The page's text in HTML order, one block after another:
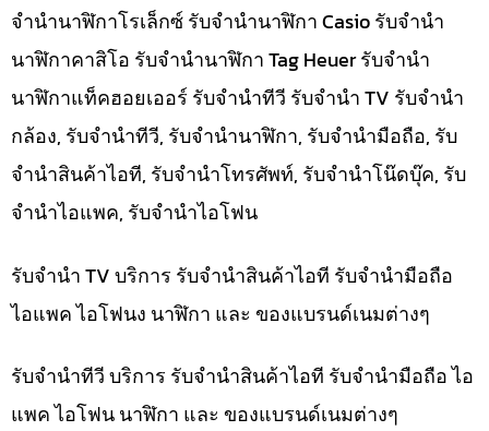
จำนำนาฬิกาโรเล็กซ์ รับจำนำนาฬิกา Casio รับจำนำ
นาฬิกาคาสิโอ รับจำนำนาฬิกา Tag Heuer รับจำนำ
นาฬิกาแท็คฮอยเออร์ รับจำนำทีวี รับจำนำ TV รับจำนำ
กล้อง, รับจำนำทีวี, รับจำนำนาฬิกา, รับจำนำมือถือ, รับ
จำนำสินค้าไอที, รับจำนำโทรศัพท์, รับจำนำโน๊ดบุ๊ค, รับ
จำนำไอแพค, รับจำนำไอโฟน
รับจำนำ TV บริการ รับจำนำสินค้าไอที รับจำนำมือถือ
ไอแพค ไอโฟนง นาฬิกา และ ของแบรนด์เนมต่างๆ
รับจำนำทีวี บริการ รับจำนำสินค้าไอที รับจำนำมือถือ ไอ
แพค ไอโฟน นาฬิกา และ ของแบรนด์เนมต่างๆ